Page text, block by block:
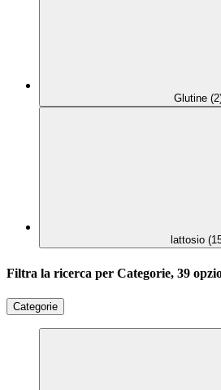
Glutine
lattosio
Filtra la ricerca per Categorie, 39
Categorie